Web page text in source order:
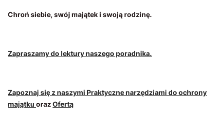
Chroń siebie, swój majątek i swoją rodzinę.
Zapraszamy do lektury naszego poradnika.
Zapoznaj się z naszymi Praktyczne narzędziami do ochrony
majątku orazOfertą